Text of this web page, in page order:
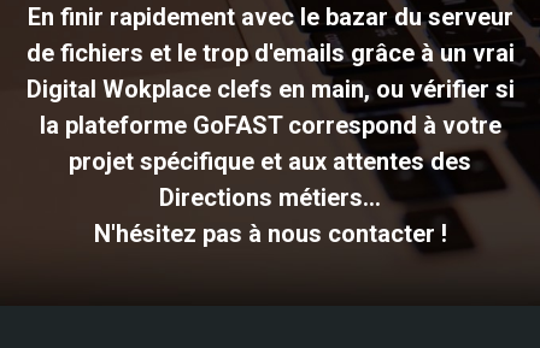
En finir rapidement avec le bazar du serveur
de fichiers et le trop d'emails grâce à un vrai
Digital Wokplace clefs en main, ou vérifier si
la plateforme GoFAST correspond à votre
projet spécifique et aux attentes des
Directions métiers...
N'hésitez pas à nous contacter !